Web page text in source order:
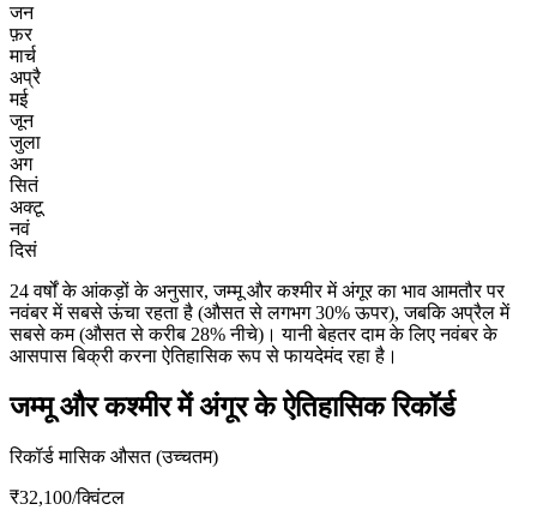
जन
फ़र
मार्च
अप्रै
मई
जून
जुला
अग
सितं
अक्टू
नवं
दिसं
24 वर्षों के आंकड़ों के अनुसार, जम्मू और कश्मीर में अंगूर का भाव आमतौर पर
नवंबर में सबसे ऊंचा रहता है (औसत से लगभग 30% ऊपर), जबकि अप्रैल में
सबसे कम (औसत से करीब 28% नीचे)। यानी बेहतर दाम के लिए नवंबर के
आसपास बिक्री करना ऐतिहासिक रूप से फायदेमंद रहा है।
जम्मू और कश्मीर में अंगूर के ऐतिहासिक रिकॉर्ड
रिकॉर्ड मासिक औसत (उच्चतम)
₹32,100/क्विंटल